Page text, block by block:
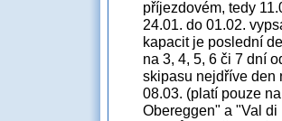
příjezdovém, tedy
24.01. do 01.02.
kapacit je poslední
na 3, 4, 5, 6 či 7 dní
skipasu nejdříve den
08.03. (platí pouze
Obereggen" a "Val